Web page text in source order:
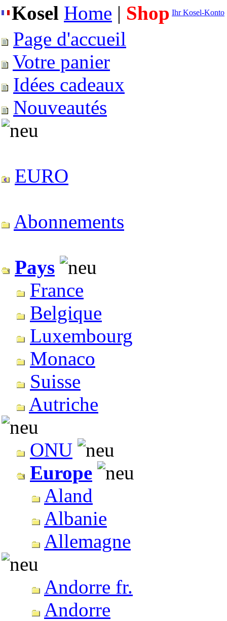
Kosel Home | Shop Ihr Kosel-Konto
Page d'accueil
Votre panier
Idées cadeaux
Nouveautés
EURO
Abonnements
Pays
France
Belgique
Luxembourg
Monaco
Suisse
Autriche
ONU
Europe
Aland
Albanie
Allemagne
Andorre fr.
Andorre